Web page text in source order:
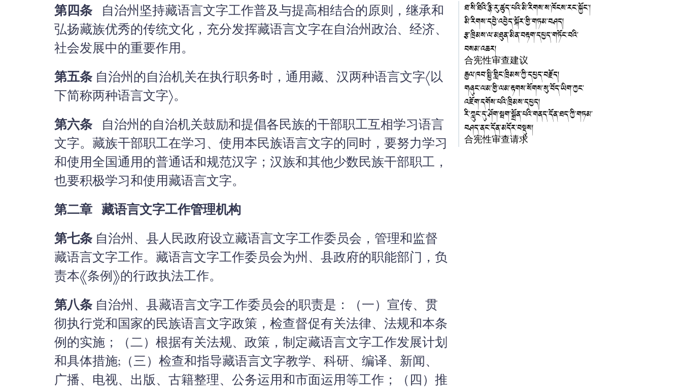
第四条 自治州坚持藏语言文字工作普及与提高相结合的原则，继承和
弘扬藏族优秀的传统文化，充分发挥藏语言文字在自治州政治、经济、
社会发展中的重要作用。
第五条 自治州的自治机关在执行职务时，通用藏、汉两种语言文字〈以
下简称两种语言文字〉。
第六条 自治州的自治机关鼓励和提倡各民族的干部职工互相学习语言
文字。藏族干部职工在学习、使用本民族语言文字的同时，要努力学习
和使用全国通用的普通话和规范汉字；汉族和其他少数民族干部职工，
也要积极学习和使用藏语言文字。
第二章 藏语言文字工作管理机构
第七条 自治州、县人民政府设立藏语言文字工作委员会，管理和监督
藏语言文字工作。藏语言文字工作委员会为州、县政府的职能部门，负
责本《条例》的行政执法工作。
第八条 自治州、县藏语言文字工作委员会的职责是：（一）宣传、贯
彻执行党和国家的民族语言文字政策，检查督促有关法律、法规和本条
例的实施；（二）根据有关法规、政策，制定藏语言文字工作发展计划
和具体措施;（三）检查和指导藏语言文字教学、科研、编译、新闻、
广播、电视、出版、古籍整理、公务运用和市面运用等工作；（四）推
ཐ་སི་ཐིའི་རྙི་རུ་ཚུད་པའི་མི་རིགས་ས་ཁོངས་རང་སྐྱོང་།
མི་རིགས་དབྱེ་འབྱེད་སྐོར་གྱི་གཏམ་བཤད།
རྩ་ཁྲིམས་ལ་མཐུན་མིན་བརྟག་དཔྱད་གཏོང་བའི་
བསམ་འཆར།
合宪性审查建议
རྒྱལ་ཁབ་སྤྱི་གླིང་ཁྲིམས་ཀྱི་དཔྱད་བརྗོད།
གཞུང་ལམ་གྱི་ལམ་རྟགས་སོགས་སུ་བོད་ཡིག་ཀྱང་
འཇོག་དགོས་པའི་ཁྲིམས་དཔྱད།
རི་ཀླུང་དུ་ཤོག་སྦག་སྒྲོན་པའི་གནད་དོན་ཐད་ཀྱི་གཏམ་
བཤད་ནང་དོན་མདོར་བསྡུས།
合宪性审查请求